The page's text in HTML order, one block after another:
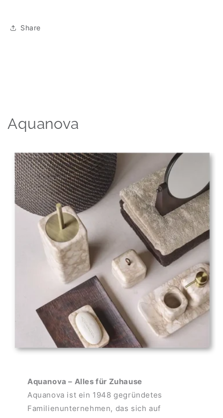
Share
Aquanova
Aquanova – Alles für Zuhause
Aquanova ist ein 1948 gegründetes
Familienunternehmen, das sich auf